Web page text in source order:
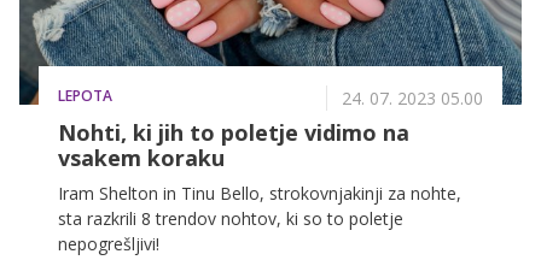
LEPOTA 24. 07. 2023 05.00
Nohti, ki jih to poletje vidimo na
vsakem koraku
Iram Shelton in Tinu Bello, strokovnjakinji za nohte,
sta razkrili 8 trendov nohtov, ki so to poletje
nepogrešljivi!